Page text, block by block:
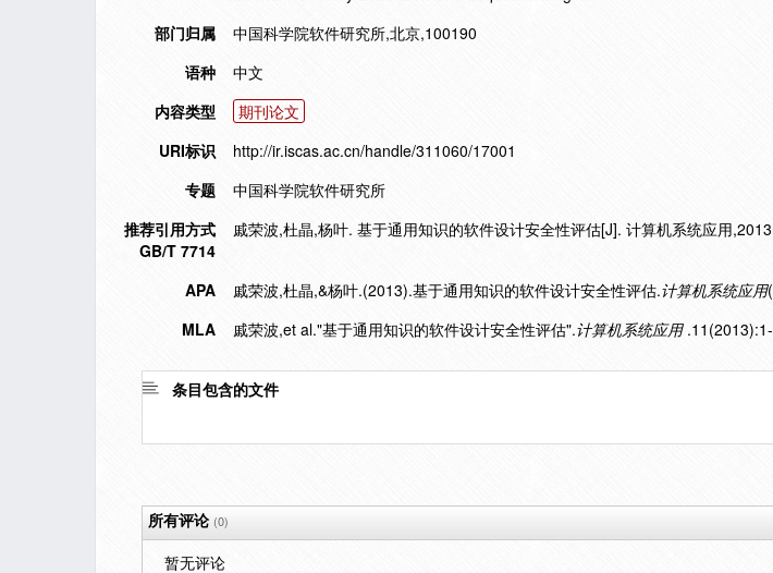
部门归属
中国科学院软件研究所,北京,100190
语种
中文
内容类型
期刊论文
URI标识
http://ir.iscas.ac.cn/handle/311060/17001
专题
中国科学院软件研究所
推荐引用方式
GB/T 7714
戚荣波,杜晶,杨叶. 基于通用知识的软件设计安全性评估[J]. 计算机系统应用
APA 戚荣波,杜晶,&杨叶.(2013).基于通用知识的软件设计安全性评估.计算机系统应用
MLA
戚荣波,et al."基于通用知识的软件设计安全性评估".计算机系统应用
条目包含的文件
所有评论(0)
暂无评论